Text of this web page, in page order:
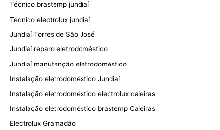
Técnico brastemp jundiaí
Técnico electrolux jundiaí
Jundiaí Torres de São José
Jundiaí reparo eletrodoméstico
Jundiaí manutenção eletrodoméstico
Instalação eletrodoméstico Jundiaí
Instalação eletrodoméstico electrolux caieiras
Instalação eletrodoméstico brastemp Caieiras
Electrolux Gramadão